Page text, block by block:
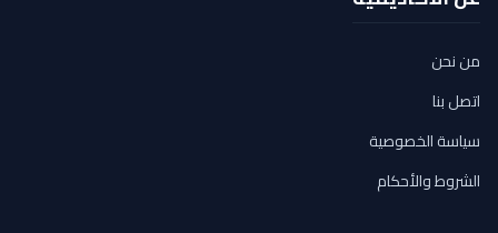
من نحن
اتصل بنا
سياسة الخصوصية
الشروط والأحكام